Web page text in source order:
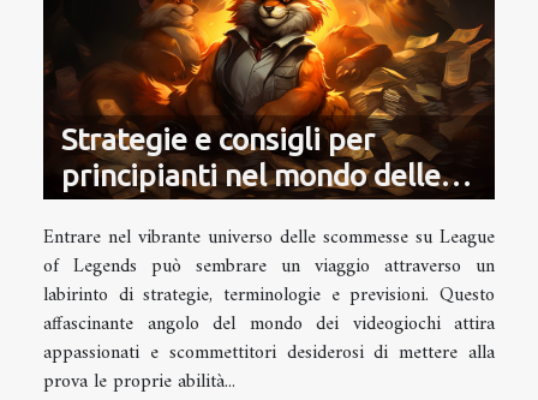
Strategie e consigli per
principianti nel mondo delle
scommesse su League of
Legends
Entrare nel vibrante universo delle scommesse su League
of Legends può sembrare un viaggio attraverso un
labirinto di strategie, terminologie e previsioni. Questo
affascinante angolo del mondo dei videogiochi attira
appassionati e scommettitori desiderosi di mettere alla
prova le proprie abilità...